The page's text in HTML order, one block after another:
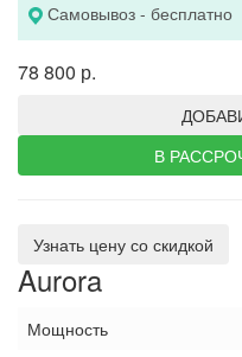
Самовывоз - бесплатно
78 800 р.
В
Узнать цену со скидкой
Aurora
Мощность